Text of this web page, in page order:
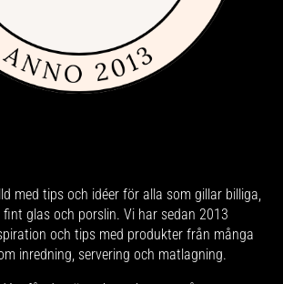
med tips och idéer för alla som gillar billiga,
glas och porslin. Vi har sedan 2013
och tips med produkter från många
inredning, servering och matlagning.